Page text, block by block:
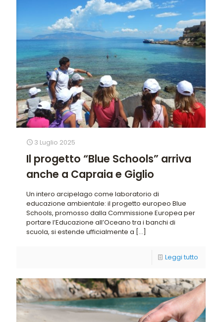
3 Luglio 2025
Il progetto “Blue Schools” arriva
anche a Capraia e Giglio
Un intero arcipelago come laboratorio di
educazione ambientale: il progetto europeo Blue
Schools, promosso dalla Commissione Europea per
portare l’Educazione all’Oceano tra i banchi di
scuola, si estende ufficialmente a […]
Leggi tutto